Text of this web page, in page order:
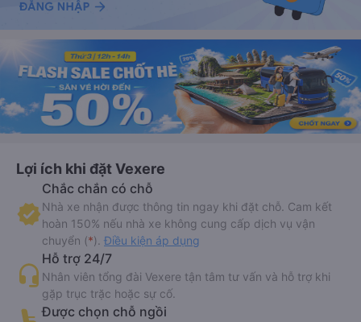
Lợi ích khi đặt Vexere
Chắc chắn có chỗ
Nhà xe nhận được thông tin ngay khi đặt chỗ. Cam kết
hoàn 150% nếu nhà xe không cung cấp dịch vụ vận
chuyển (*). Điều kiện áp dụng
Hỗ trợ 24/7
Nhân viên tổng đài Vexere tận tâm tư vấn và hỗ trợ khi
gặp trục trặc hoặc sự cố.
Được chọn chỗ ngồi